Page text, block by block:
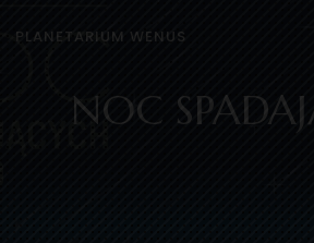
PLANETARIUM WENUS